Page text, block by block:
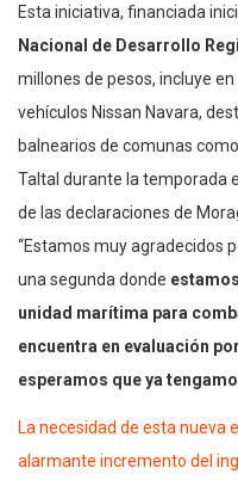
Esta iniciativa, financiada
Nacional de Desarrollo
millones de pesos, incluye
vehículos Nissan Navara,
balnearios de comunas
Taltal durante la temporada
de las declaraciones de
“Estamos muy agradecidos
una segunda donde
unidad marítima para
encuentra en evaluación
esperamos que ya
La necesidad de esta nueva
alarmante incremento del